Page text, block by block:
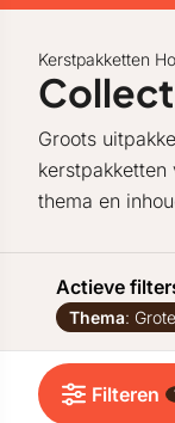
Kerstpakketten
Groots
thema en
Actieve
Thema: Grote
Filteren